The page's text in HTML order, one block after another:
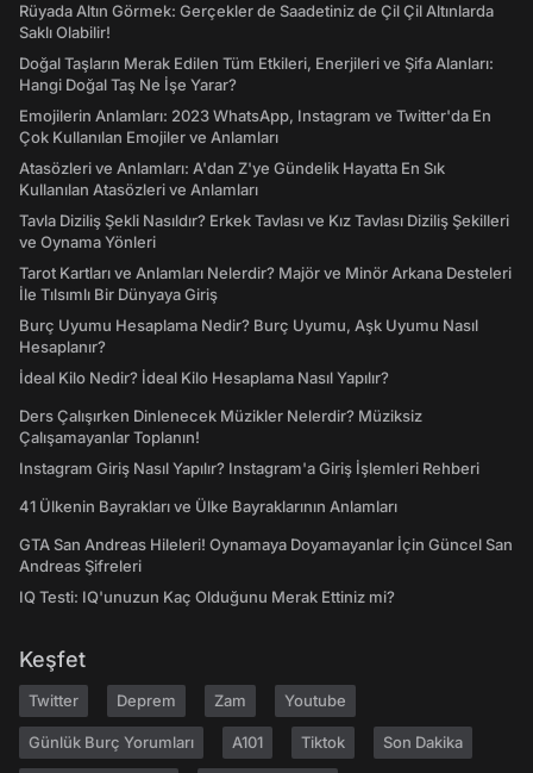
Rüyada Altın Görmek: Gerçekler de Saadetiniz de Çil Çil Altınlarda
Saklı Olabilir!
Doğal Taşların Merak Edilen Tüm Etkileri, Enerjileri ve Şifa Alanları:
Hangi Doğal Taş Ne İşe Yarar?
Emojilerin Anlamları: 2023 WhatsApp, Instagram ve Twitter'da En
Çok Kullanılan Emojiler ve Anlamları
Atasözleri ve Anlamları: A'dan Z'ye Gündelik Hayatta En Sık
Kullanılan Atasözleri ve Anlamları
Tavla Diziliş Şekli Nasıldır? Erkek Tavlası ve Kız Tavlası Diziliş Şekilleri
ve Oynama Yönleri
Tarot Kartları ve Anlamları Nelerdir? Majör ve Minör Arkana Desteleri
İle Tılsımlı Bir Dünyaya Giriş
Burç Uyumu Hesaplama Nedir? Burç Uyumu, Aşk Uyumu Nasıl
Hesaplanır?
İdeal Kilo Nedir? İdeal Kilo Hesaplama Nasıl Yapılır?
Ders Çalışırken Dinlenecek Müzikler Nelerdir? Müziksiz
Çalışamayanlar Toplanın!
Instagram Giriş Nasıl Yapılır? Instagram'a Giriş İşlemleri Rehberi
41 Ülkenin Bayrakları ve Ülke Bayraklarının Anlamları
GTA San Andreas Hileleri! Oynamaya Doyamayanlar İçin Güncel San
Andreas Şifreleri
IQ Testi: IQ'unuzun Kaç Olduğunu Merak Ettiniz mi?
Keşfet
Twitter Deprem Zam Youtube
Günlük Burç Yorumları A101 Tiktok Son Dakika